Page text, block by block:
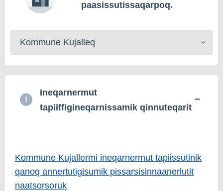
paasissutissaqarpoq.
Kommunerisat
toqqaruk
Ineqarnermut
tapiiffigineqarnissamik qinnuteqarit
Kommune Kujallermi ineqarnermut tapiissutinik
qanoq annertutigisumik pissarsisinnaanerlutit
naatsorsoruk